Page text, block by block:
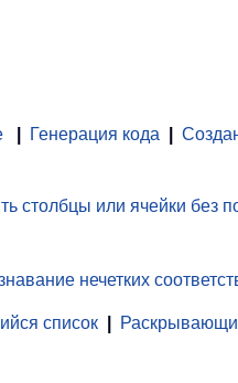
Генерация кода
столбцы или ячейки без
нечетких
список